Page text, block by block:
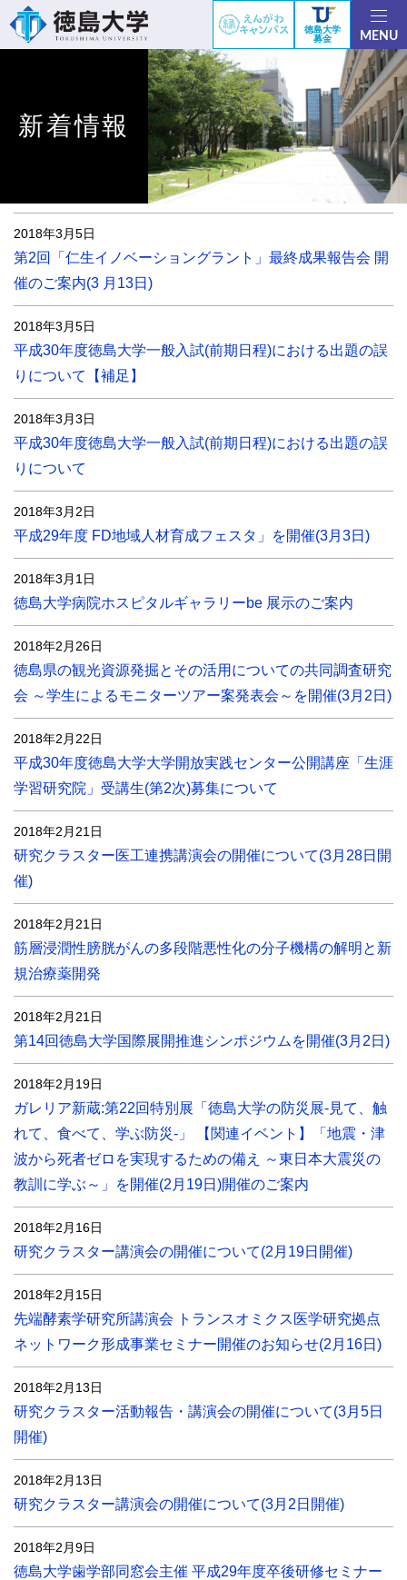
徳島大学
募金
MENU
新着情報
2018年3月5日
第2回「仁生イノベーショングラント」最終成果報告会 開
催のご案内(3 月13日)
2018年3月5日
平成30年度徳島大学一般入試(前期日程)における出題の誤
りについて【補足】
2018年3月3日
平成30年度徳島大学一般入試(前期日程)における出題の誤
りについて
2018年3月2日
平成29年度 FD地域人材育成フェスタ」を開催(3月3日)
2018年3月1日
徳島大学病院ホスピタルギャラリーbe 展示のご案内
2018年2月26日
徳島県の観光資源発掘とその活用についての共同調査研究
会 ～学生によるモニターツアー案発表会～を開催(3月2日)
2018年2月22日
平成30年度徳島大学大学開放実践センター公開講座「生涯
学習研究院」受講生(第2次)募集について
2018年2月21日
研究クラスター医工連携講演会の開催について(3月28日開
催)
2018年2月21日
筋層浸潤性膀胱がんの多段階悪性化の分子機構の解明と新
規治療薬開発
2018年2月21日
第14回徳島大学国際展開推進シンポジウムを開催(3月2日)
2018年2月19日
ガレリア新蔵:第22回特別展「徳島大学の防災展-見て、触
れて、食べて、学ぶ防災-」 【関連イベント】「地震・津
波から死者ゼロを実現するための備え ～東日本大震災の
教訓に学ぶ～」を開催(2月19日)開催のご案内
2018年2月16日
研究クラスター講演会の開催について(2月19日開催)
2018年2月15日
先端酵素学研究所講演会 トランスオミクス医学研究拠点
ネットワーク形成事業セミナー開催のお知らせ(2月16日)
2018年2月13日
研究クラスター活動報告・講演会の開催について(3月5日
開催)
2018年2月13日
研究クラスター講演会の開催について(3月2日開催)
2018年2月9日
徳島大学歯学部同窓会主催 平成29年度卒後研修セミナー